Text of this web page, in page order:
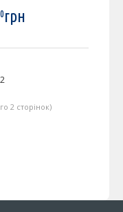
грн
2
2 сторінок)